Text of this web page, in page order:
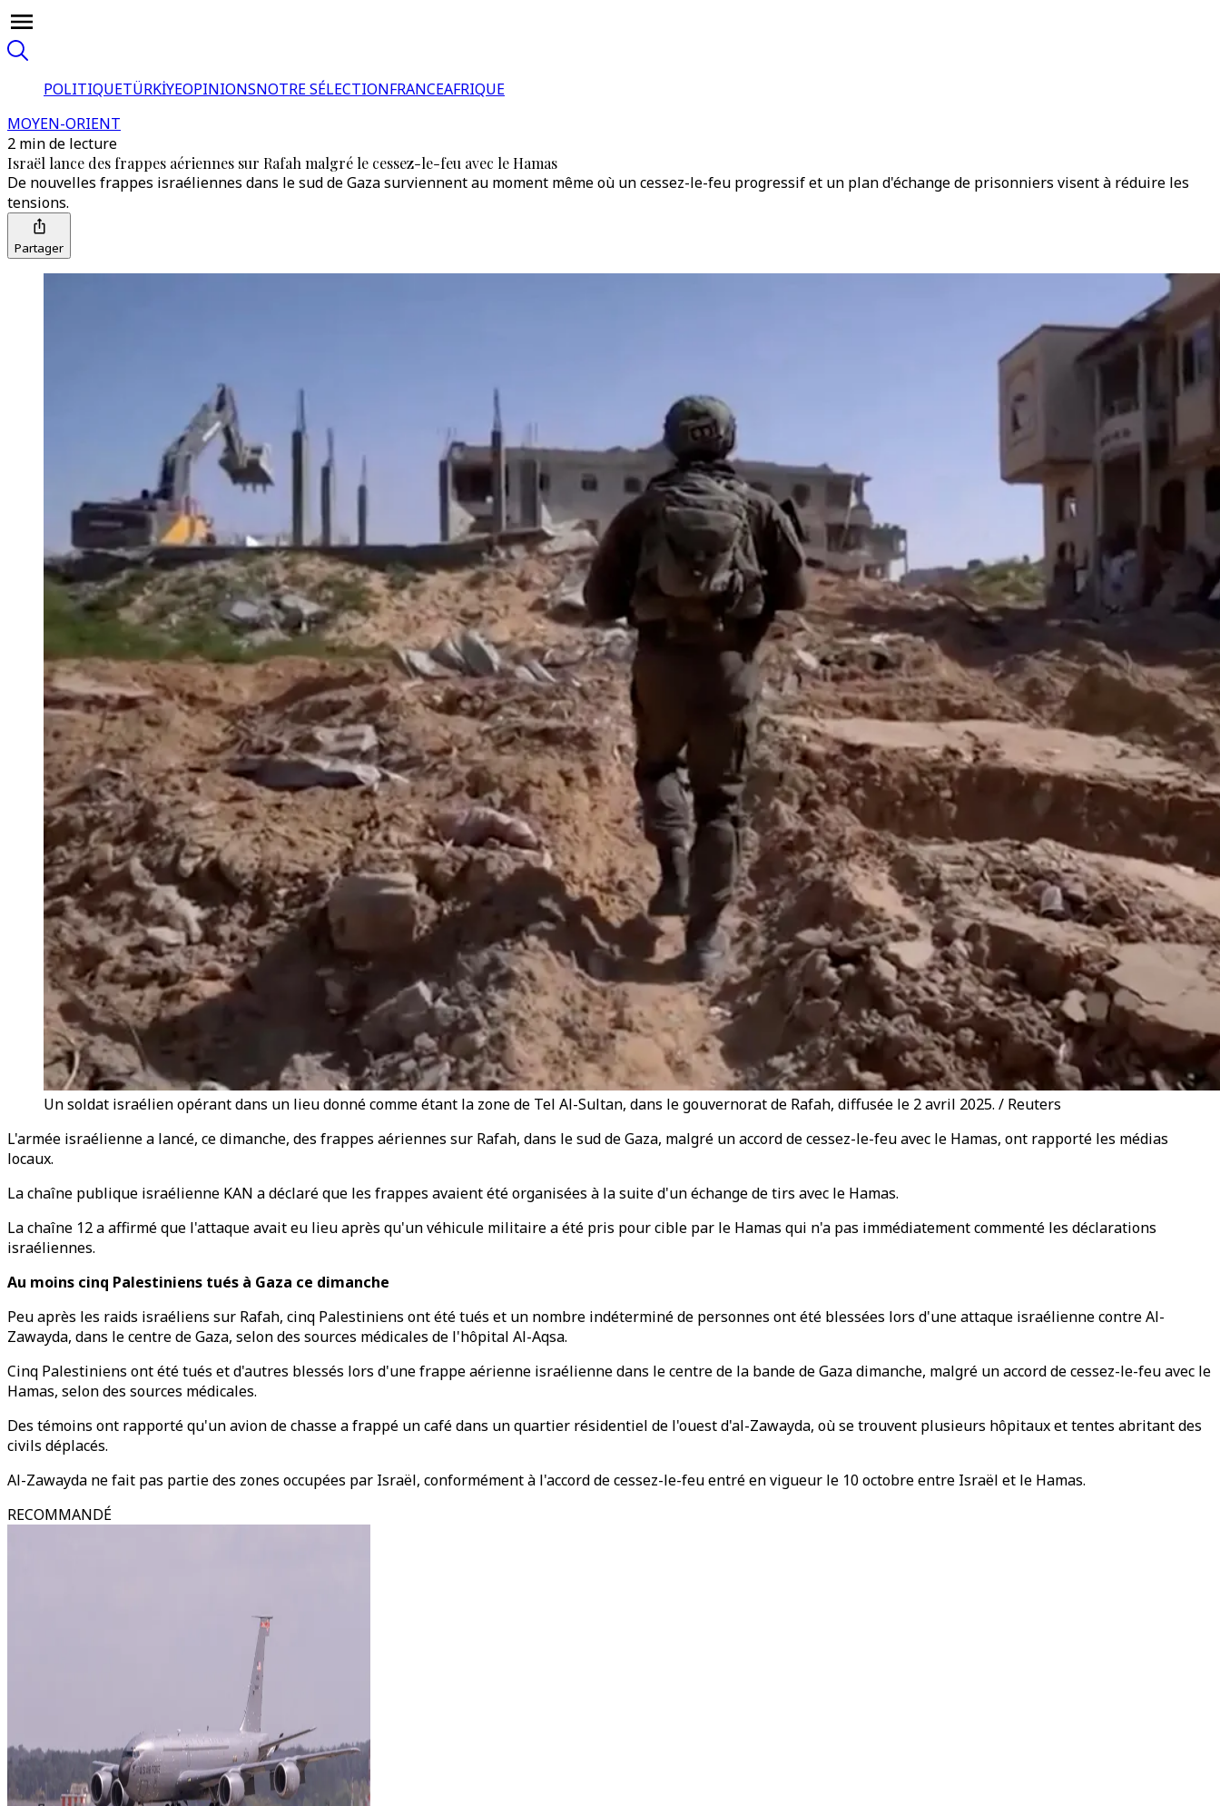
POLITIQUETÜRKİYEOPINIONSNOTRE SÉLECTIONFRANCEAFRIQUE
MOYEN-ORIENT
2 min de lecture
Israël lance des frappes aériennes sur Rafah malgré le cessez-le-feu avec le Hamas
De nouvelles frappes israéliennes dans le sud de Gaza surviennent au moment même où un cessez-le-feu progressif et un plan d'échange de prisonniers visent à réduire les
tensions.
Partager
Un soldat israélien opérant dans un lieu donné comme étant la zone de Tel Al-Sultan, dans le gouvernorat de Rafah, diffusée le 2 avril 2025. / Reuters
L'armée israélienne a lancé, ce dimanche, des frappes aériennes sur Rafah, dans le sud de Gaza, malgré un accord de cessez-le-feu avec le Hamas, ont rapporté les médias
locaux.
La chaîne publique israélienne KAN a déclaré que les frappes avaient été organisées à la suite d'un échange de tirs avec le Hamas.
La chaîne 12 a affirmé que l'attaque avait eu lieu après qu'un véhicule militaire a été pris pour cible par le Hamas qui n'a pas immédiatement commenté les déclarations
israéliennes.
Au moins cinq Palestiniens tués à Gaza ce dimanche
Peu après les raids israéliens sur Rafah, cinq Palestiniens ont été tués et un nombre indéterminé de personnes ont été blessées lors d'une attaque israélienne contre Al-
Zawayda, dans le centre de Gaza, selon des sources médicales de l'hôpital Al-Aqsa.
Cinq Palestiniens ont été tués et d'autres blessés lors d'une frappe aérienne israélienne dans le centre de la bande de Gaza dimanche, malgré un accord de cessez-le-feu avec le
Hamas, selon des sources médicales.
Des témoins ont rapporté qu'un avion de chasse a frappé un café dans un quartier résidentiel de l'ouest d'al-Zawayda, où se trouvent plusieurs hôpitaux et tentes abritant des
civils déplacés.
Al-Zawayda ne fait pas partie des zones occupées par Israël, conformément à l'accord de cessez-le-feu entré en vigueur le 10 octobre entre Israël et le Hamas.
RECOMMANDÉ